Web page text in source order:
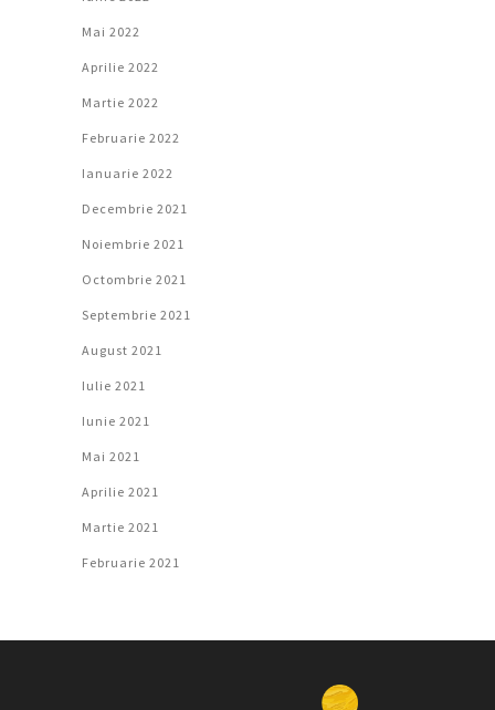
Mai 2022
Aprilie 2022
Martie 2022
Februarie 2022
Ianuarie 2022
Decembrie 2021
Noiembrie 2021
Octombrie 2021
Septembrie 2021
August 2021
Iulie 2021
Iunie 2021
Mai 2021
Aprilie 2021
Martie 2021
Februarie 2021